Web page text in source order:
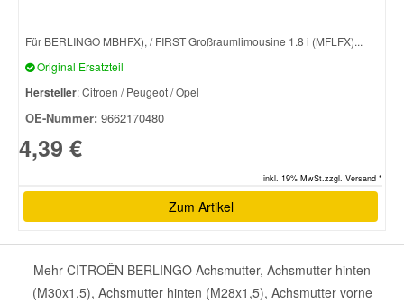
Für BERLINGO MBHFX), / FIRST Großraumlimousine 1.8 i (MFLFX)...
Original Ersatzteil
Hersteller: Citroen / Peugeot / Opel
OE-Nummer: 9662170480
4,39 €
inkl. 19% MwSt.zzgl. Versand *
Zum Artikel
Mehr CITROËN BERLINGO Achsmutter, Achsmutter hinten
(M30x1,5), Achsmutter hinten (M28x1,5), Achsmutter vorne